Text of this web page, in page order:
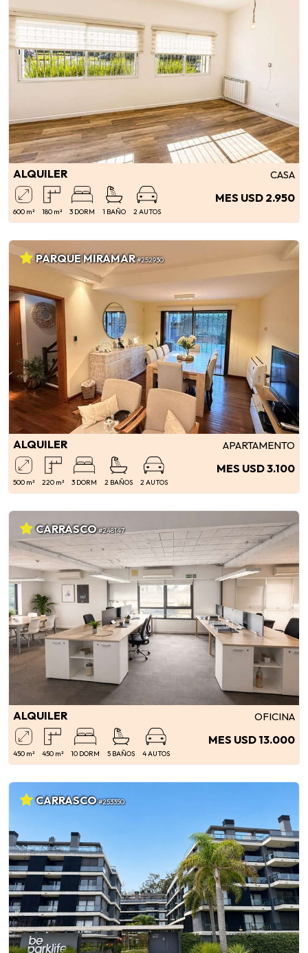
ALQUILER CASA
600 m² 180 m² 3 DORM 1 BAÑO 2 AUTOS
MES USD 2.950
PARQUE MIRAMAR#252930
ALQUILER APARTAMENTO
500 m² 220 m² 3 DORM 2 BAÑOS 2 AUTOS
MES USD 3.100
CARRASCO#248147
ALQUILER OFICINA
450 m² 450 m² 10 DORM 5 BAÑOS 4 AUTOS
MES USD 13.000
CARRASCO#253350